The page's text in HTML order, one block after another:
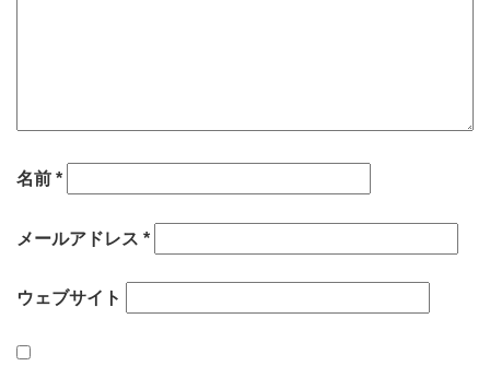
名前 *
メールアドレス *
ウェブサイト